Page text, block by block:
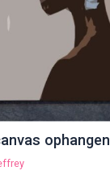
ophangen